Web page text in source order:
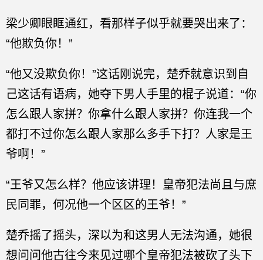
梁少卿眼眶通红，看那样子似乎就要哭出来了：
“他欺负你！”
“他又没欺负你！”这话刚说完，楚乔就意识到自
己这话有语病，她夺下男人手里的棍子说道：“你
怎么跟人家拼？你拿什么跟人家拼？你连我一个
都打不过你怎么跟人家那么多手下打？人家是王
爷啊！”
“王爷又怎么样？他应该讲理！皇帝犯法尚且与庶
民同罪，何况他一个区区的王爷！”
楚乔摇了摇头，深以为和这男人无法沟通，她很
想问问他古往今来见过哪个皇帝犯法被砍了头下